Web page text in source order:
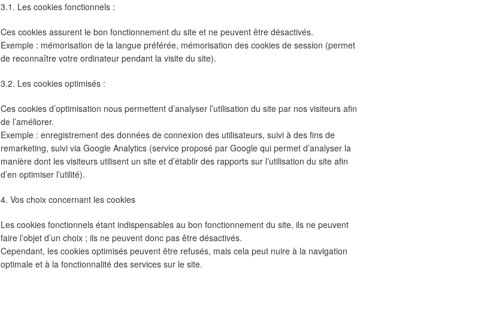
3.1. Les cookies fonctionnels :
Ces cookies assurent le bon fonctionnement du site et ne peuvent être désactivés.
Exemple : mémorisation de la langue préférée, mémorisation des cookies de session (permet
de reconnaître votre ordinateur pendant la visite du site).
3.2. Les cookies optimisés :
Ces cookies d’optimisation nous permettent d’analyser l’utilisation du site par nos visiteurs afin
de l’améliorer.
Exemple : enregistrement des données de connexion des utilisateurs, suivi à des fins de
remarketing, suivi via Google Analytics (service proposé par Google qui permet d’analyser la
manière dont les visiteurs utilisent un site et d’établir des rapports sur l’utilisation du site afin
d’en optimiser l’utilité).
4. Vos choix concernant les cookies
Les cookies fonctionnels étant indispensables au bon fonctionnement du site, ils ne peuvent
faire l’objet d’un choix ; ils ne peuvent donc pas être désactivés.
Cependant, les cookies optimisés peuvent être refusés, mais cela peut nuire à la navigation
optimale et à la fonctionnalité des services sur le site.